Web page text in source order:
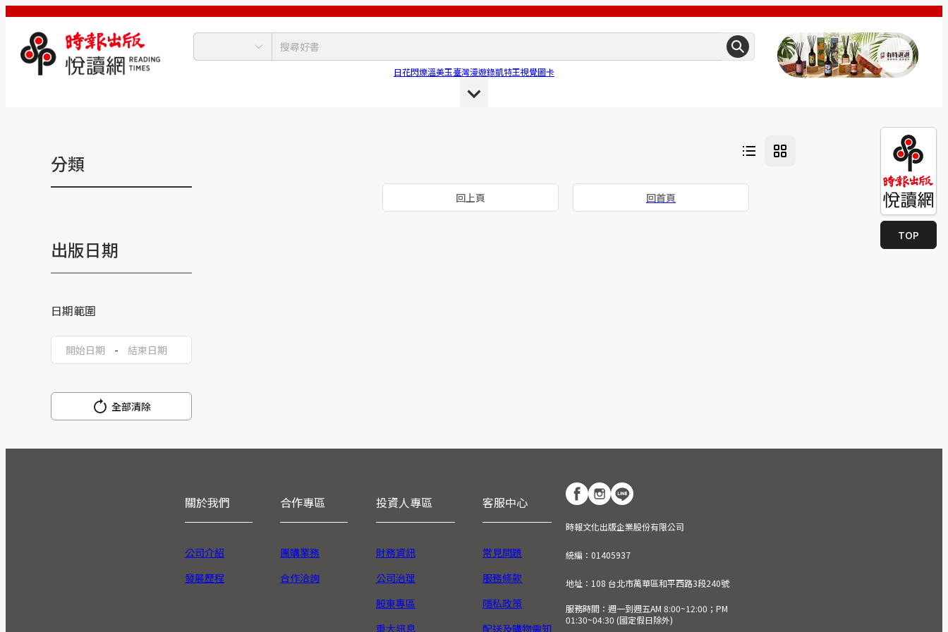
日花閃爍溫美玉臺灣漫遊錄凱特王視覺圖卡
TOP
分類
出版日期
日期範圍
-
全部清除
回上頁 回首頁
關於我們
公司介紹
發展歷程
合作專區
團購業務
合作洽詢
投資人專區
財務資訊
公司治理
股東專區
重大訊息
客服中心
常見問題
服務條款
隱私政策
配送及購物需知
時報文化出版企業股份有限公司
統編：01405937
地址：108 台北市萬華區和平西路3段240號
服務時間：週一到週五AM 8:00~12:00；PM
01:30~04:30 (國定假日除外)